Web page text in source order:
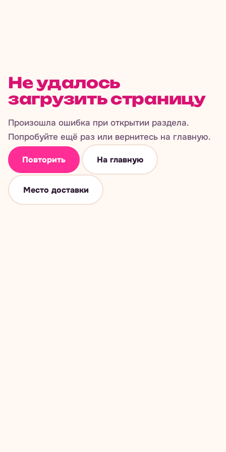
Не удалось
загрузить страницу
Произошла ошибка при открытии раздела.
Попробуйте ещё раз или вернитесь на главную.
Повторить На главную
Место доставки